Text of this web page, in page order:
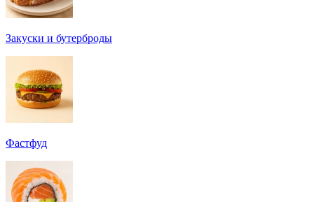
Закуски и бутерброды
Фастфуд